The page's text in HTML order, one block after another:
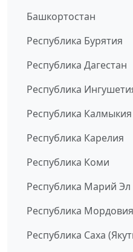
Башкортостан
Республика Бурятия
Республика Дагестан
Республика
Республика Калмыкия
Республика Карелия
Республика Коми
Республика Марий Эл
Республика Мордовия
Республика Саха